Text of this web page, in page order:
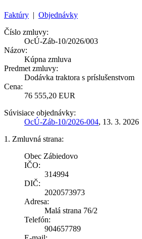
Faktúry | Objednávky
Číslo zmluvy:
OcÚ-Záb-10/2026/003
Názov:
Kúpna zmluva
Predmet zmluvy:
Dodávka traktora s príslušenstvom
Cena:
76 555,20 EUR
Súvisiace objednávky:
OcÚ-Záb-10/2026-004, 13. 3. 2026
1. Zmluvná strana:
Obec Zábiedovo
IČO:
314994
DIČ:
2020573973
Adresa:
Malá strana 76/2
Telefón:
904657789